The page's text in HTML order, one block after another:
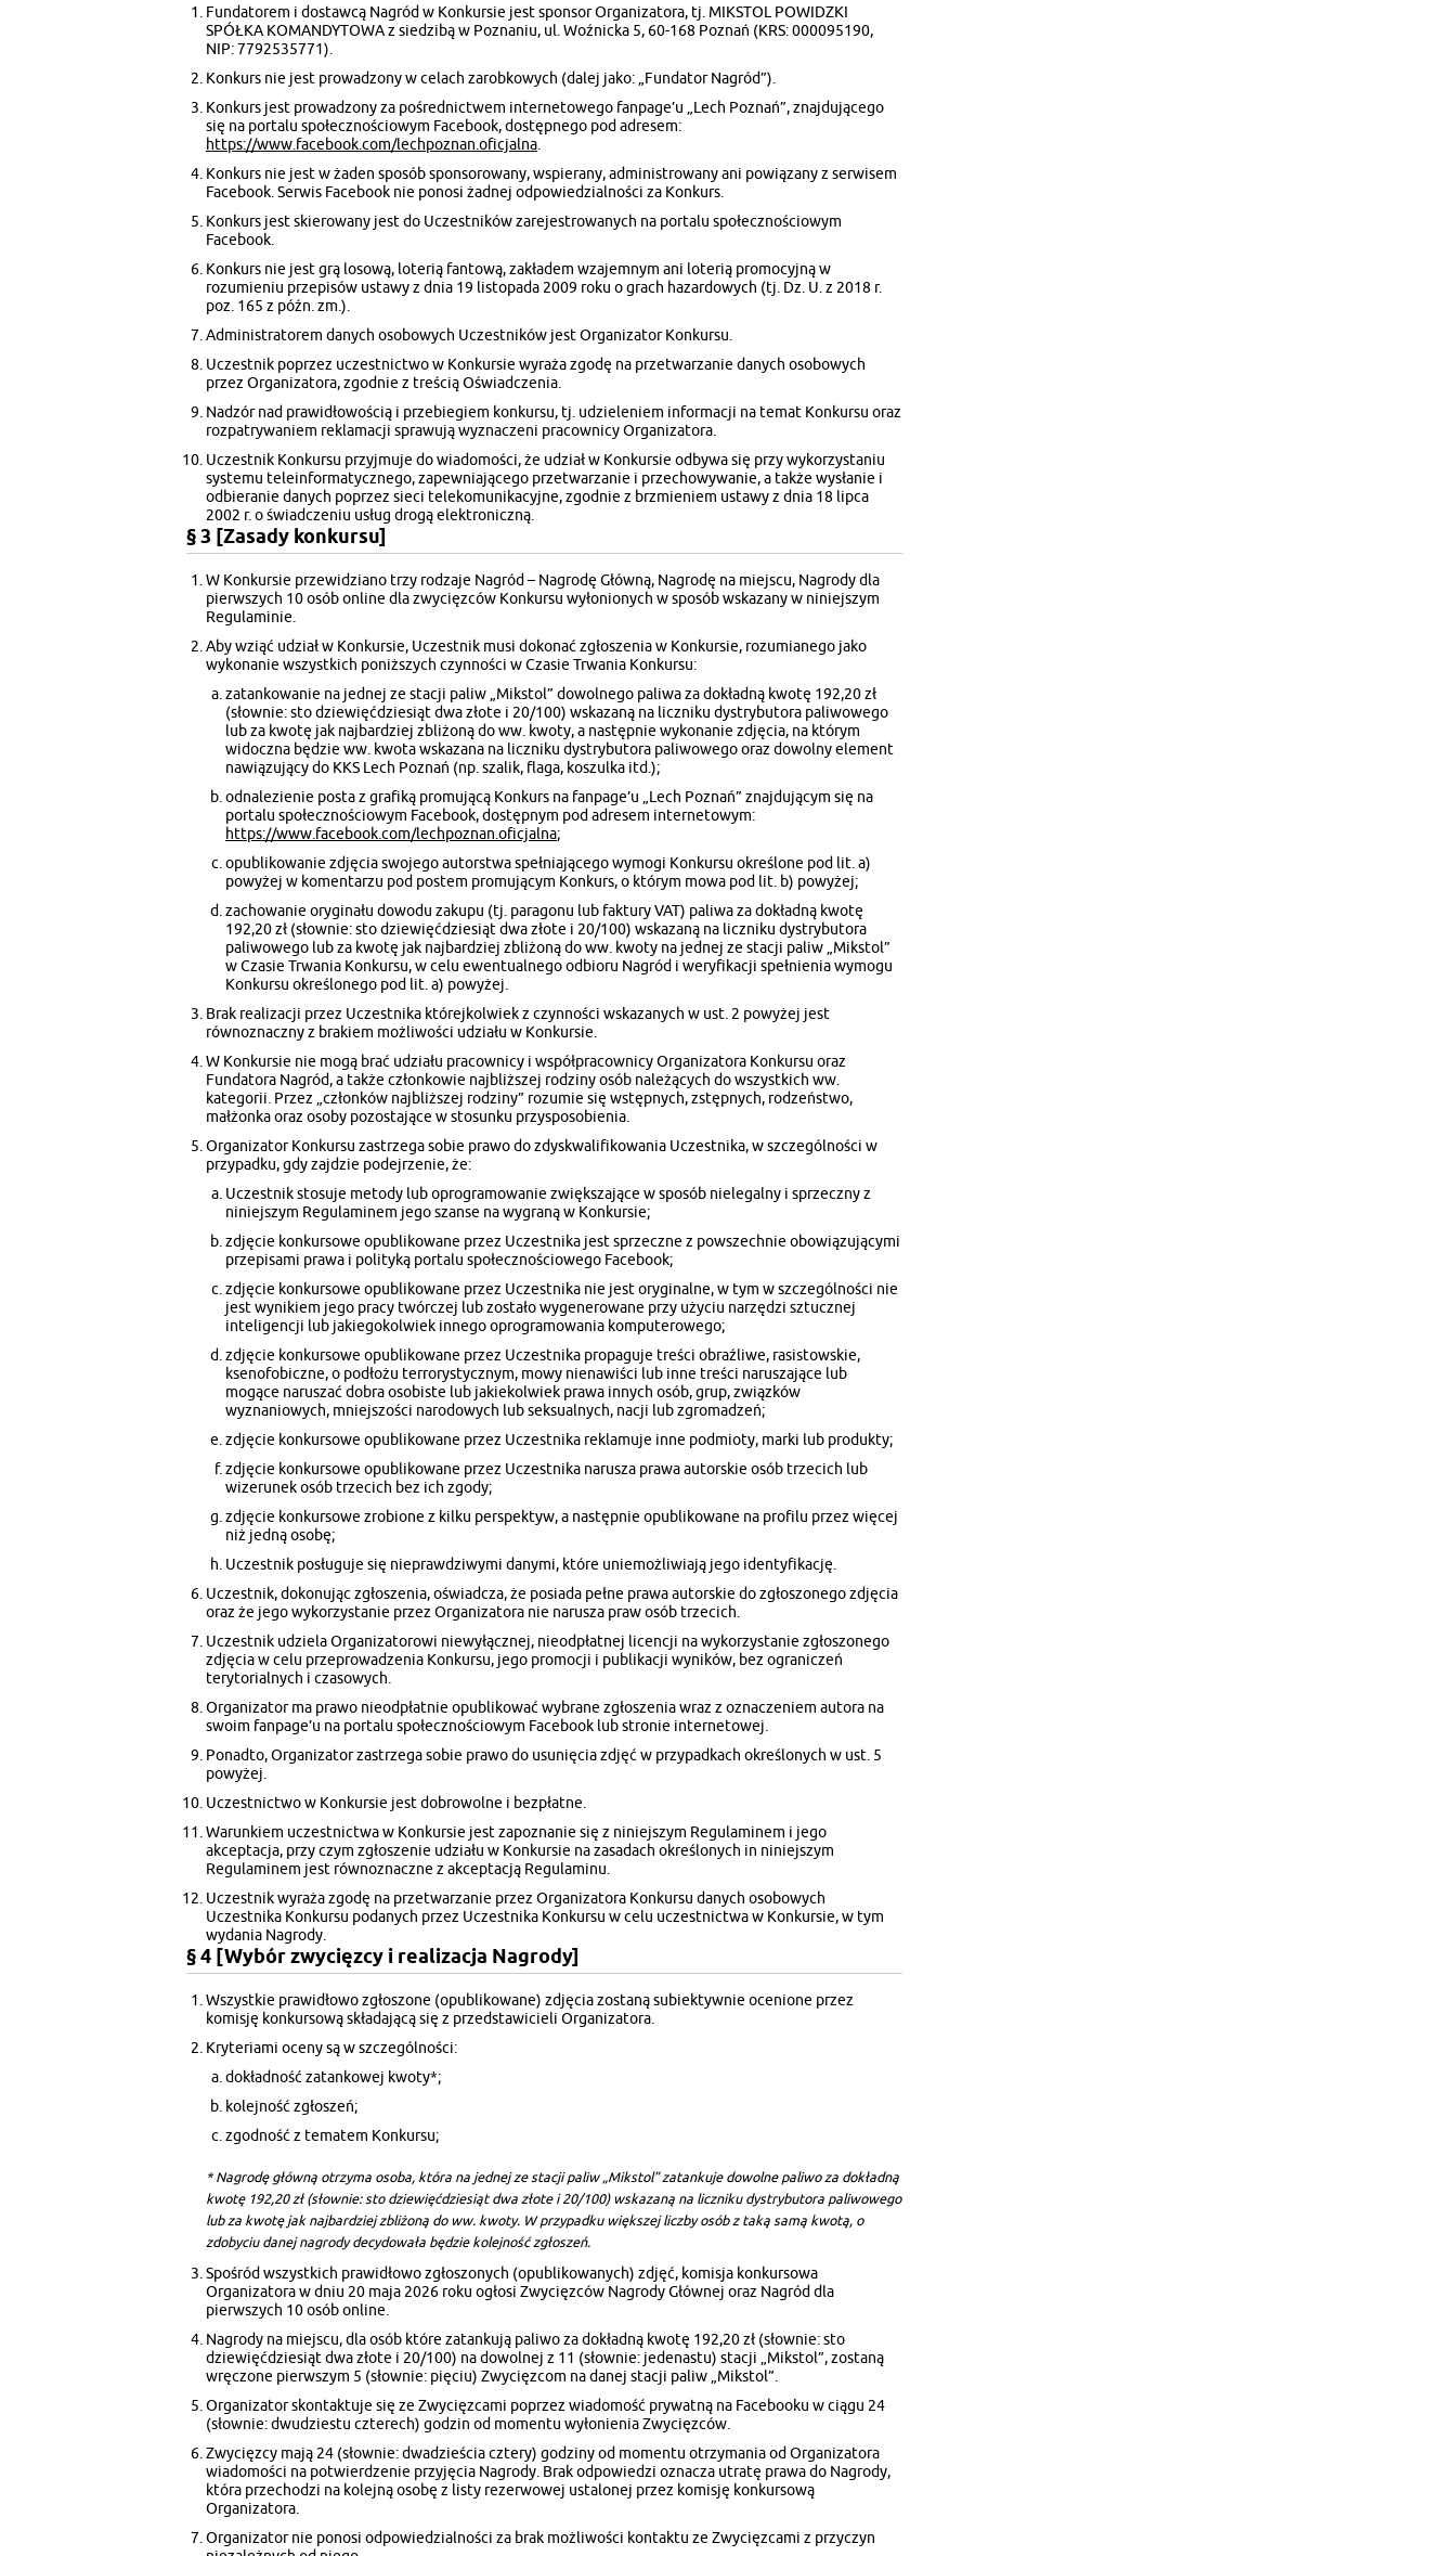
Fundatorem i dostawcą Nagród w Konkursie jest sponsor Organizatora, tj. MIKSTOL POWIDZKI
SPÓŁKA KOMANDYTOWA z siedzibą w Poznaniu, ul. Woźnicka 5, 60-168 Poznań (KRS: 000095190,
NIP: 7792535771).
Konkurs nie jest prowadzony w celach zarobkowych (dalej jako: „Fundator Nagród”).
Konkurs jest prowadzony za pośrednictwem internetowego fanpage’u „Lech Poznań”, znajdującego
się na portalu społecznościowym Facebook, dostępnego pod adresem:
https://www.facebook.com/lechpoznan.oficjalna.
Konkurs nie jest w żaden sposób sponsorowany, wspierany, administrowany ani powiązany z serwisem
Facebook. Serwis Facebook nie ponosi żadnej odpowiedzialności za Konkurs.
Konkurs jest skierowany jest do Uczestników zarejestrowanych na portalu społecznościowym
Facebook.
Konkurs nie jest grą losową, loterią fantową, zakładem wzajemnym ani loterią promocyjną w
rozumieniu przepisów ustawy z dnia 19 listopada 2009 roku o grach hazardowych (tj. Dz. U. z 2018 r.
poz. 165 z późn. zm.).
Administratorem danych osobowych Uczestników jest Organizator Konkursu.
Uczestnik poprzez uczestnictwo w Konkursie wyraża zgodę na przetwarzanie danych osobowych
przez Organizatora, zgodnie z treścią Oświadczenia.
Nadzór nad prawidłowością i przebiegiem konkursu, tj. udzieleniem informacji na temat Konkursu oraz
rozpatrywaniem reklamacji sprawują wyznaczeni pracownicy Organizatora.
Uczestnik Konkursu przyjmuje do wiadomości, że udział w Konkursie odbywa się przy wykorzystaniu
systemu teleinformatycznego, zapewniającego przetwarzanie i przechowywanie, a także wysłanie i
odbieranie danych poprzez sieci telekomunikacyjne, zgodnie z brzmieniem ustawy z dnia 18 lipca
2002 r. o świadczeniu usług drogą elektroniczną.
§ 3 [Zasady konkursu]
W Konkursie przewidziano trzy rodzaje Nagród – Nagrodę Główną, Nagrodę na miejscu, Nagrody dla
pierwszych 10 osób online dla zwycięzców Konkursu wyłonionych w sposób wskazany w niniejszym
Regulaminie.
Aby wziąć udział w Konkursie, Uczestnik musi dokonać zgłoszenia w Konkursie, rozumianego jako
wykonanie wszystkich poniższych czynności w Czasie Trwania Konkursu:
zatankowanie na jednej ze stacji paliw „Mikstol” dowolnego paliwa za dokładną kwotę 192,20 zł
(słownie: sto dziewięćdziesiąt dwa złote i 20/100) wskazaną na liczniku dystrybutora paliwowego
lub za kwotę jak najbardziej zbliżoną do ww. kwoty, a następnie wykonanie zdjęcia, na którym
widoczna będzie ww. kwota wskazana na liczniku dystrybutora paliwowego oraz dowolny element
nawiązujący do KKS Lech Poznań (np. szalik, flaga, koszulka itd.);
odnalezienie posta z grafiką promującą Konkurs na fanpage’u „Lech Poznań” znajdującym się na
portalu społecznościowym Facebook, dostępnym pod adresem internetowym:
https://www.facebook.com/lechpoznan.oficjalna;
opublikowanie zdjęcia swojego autorstwa spełniającego wymogi Konkursu określone pod lit. a)
powyżej w komentarzu pod postem promującym Konkurs, o którym mowa pod lit. b) powyżej;
zachowanie oryginału dowodu zakupu (tj. paragonu lub faktury VAT) paliwa za dokładną kwotę
192,20 zł (słownie: sto dziewięćdziesiąt dwa złote i 20/100) wskazaną na liczniku dystrybutora
paliwowego lub za kwotę jak najbardziej zbliżoną do ww. kwoty na jednej ze stacji paliw „Mikstol”
w Czasie Trwania Konkursu, w celu ewentualnego odbioru Nagród i weryfikacji spełnienia wymogu
Konkursu określonego pod lit. a) powyżej.
Brak realizacji przez Uczestnika którejkolwiek z czynności wskazanych w ust. 2 powyżej jest
równoznaczny z brakiem możliwości udziału w Konkursie.
W Konkursie nie mogą brać udziału pracownicy i współpracownicy Organizatora Konkursu oraz
Fundatora Nagród, a także członkowie najbliższej rodziny osób należących do wszystkich ww.
kategorii. Przez „członków najbliższej rodziny” rozumie się wstępnych, zstępnych, rodzeństwo,
małżonka oraz osoby pozostające w stosunku przysposobienia.
Organizator Konkursu zastrzega sobie prawo do zdyskwalifikowania Uczestnika, w szczególności w
przypadku, gdy zajdzie podejrzenie, że:
Uczestnik stosuje metody lub oprogramowanie zwiększające w sposób nielegalny i sprzeczny z
niniejszym Regulaminem jego szanse na wygraną w Konkursie;
zdjęcie konkursowe opublikowane przez Uczestnika jest sprzeczne z powszechnie obowiązującymi
przepisami prawa i polityką portalu społecznościowego Facebook;
zdjęcie konkursowe opublikowane przez Uczestnika nie jest oryginalne, w tym w szczególności nie
jest wynikiem jego pracy twórczej lub zostało wygenerowane przy użyciu narzędzi sztucznej
inteligencji lub jakiegokolwiek innego oprogramowania komputerowego;
zdjęcie konkursowe opublikowane przez Uczestnika propaguje treści obraźliwe, rasistowskie,
ksenofobiczne, o podłożu terrorystycznym, mowy nienawiści lub inne treści naruszające lub
mogące naruszać dobra osobiste lub jakiekolwiek prawa innych osób, grup, związków
wyznaniowych, mniejszości narodowych lub seksualnych, nacji lub zgromadzeń;
zdjęcie konkursowe opublikowane przez Uczestnika reklamuje inne podmioty, marki lub produkty;
zdjęcie konkursowe opublikowane przez Uczestnika narusza prawa autorskie osób trzecich lub
wizerunek osób trzecich bez ich zgody;
zdjęcie konkursowe zrobione z kilku perspektyw, a następnie opublikowane na profilu przez więcej
niż jedną osobę;
Uczestnik posługuje się nieprawdziwymi danymi, które uniemożliwiają jego identyfikację.
Uczestnik, dokonując zgłoszenia, oświadcza, że posiada pełne prawa autorskie do zgłoszonego zdjęcia
oraz że jego wykorzystanie przez Organizatora nie narusza praw osób trzecich.
Uczestnik udziela Organizatorowi niewyłącznej, nieodpłatnej licencji na wykorzystanie zgłoszonego
zdjęcia w celu przeprowadzenia Konkursu, jego promocji i publikacji wyników, bez ograniczeń
terytorialnych i czasowych.
Organizator ma prawo nieodpłatnie opublikować wybrane zgłoszenia wraz z oznaczeniem autora na
swoim fanpage’u na portalu społecznościowym Facebook lub stronie internetowej.
Ponadto, Organizator zastrzega sobie prawo do usunięcia zdjęć w przypadkach określonych w ust. 5
powyżej.
Uczestnictwo w Konkursie jest dobrowolne i bezpłatne.
Warunkiem uczestnictwa w Konkursie jest zapoznanie się z niniejszym Regulaminem i jego
akceptacja, przy czym zgłoszenie udziału w Konkursie na zasadach określonych in niniejszym
Regulaminem jest równoznaczne z akceptacją Regulaminu.
Uczestnik wyraża zgodę na przetwarzanie przez Organizatora Konkursu danych osobowych
Uczestnika Konkursu podanych przez Uczestnika Konkursu w celu uczestnictwa w Konkursie, w tym
wydania Nagrody.
§ 4 [Wybór zwycięzcy i realizacja Nagrody]
Wszystkie prawidłowo zgłoszone (opublikowane) zdjęcia zostaną subiektywnie ocenione przez
komisję konkursową składającą się z przedstawicieli Organizatora.
Kryteriami oceny są w szczególności:
dokładność zatankowej kwoty*;
kolejność zgłoszeń;
zgodność z tematem Konkursu;
* Nagrodę główną otrzyma osoba, która na jednej ze stacji paliw „Mikstol” zatankuje dowolne paliwo za dokładną
kwotę 192,20 zł (słownie: sto dziewięćdziesiąt dwa złote i 20/100) wskazaną na liczniku dystrybutora paliwowego
lub za kwotę jak najbardziej zbliżoną do ww. kwoty. W przypadku większej liczby osób z taką samą kwotą, o
zdobyciu danej nagrody decydowała będzie kolejność zgłoszeń.
Spośród wszystkich prawidłowo zgłoszonych (opublikowanych) zdjęć, komisja konkursowa
Organizatora w dniu 20 maja 2026 roku ogłosi Zwycięzców Nagrody Głównej oraz Nagród dla
pierwszych 10 osób online.
Nagrody na miejscu, dla osób które zatankują paliwo za dokładną kwotę 192,20 zł (słownie: sto
dziewięćdziesiąt dwa złote i 20/100) na dowolnej z 11 (słownie: jedenastu) stacji „Mikstol”, zostaną
wręczone pierwszym 5 (słownie: pięciu) Zwycięzcom na danej stacji paliw „Mikstol”.
Organizator skontaktuje się ze Zwycięzcami poprzez wiadomość prywatną na Facebooku w ciągu 24
(słownie: dwudziestu czterech) godzin od momentu wyłonienia Zwycięzców.
Zwycięzcy mają 24 (słownie: dwadzieścia cztery) godziny od momentu otrzymania od Organizatora
wiadomości na potwierdzenie przyjęcia Nagrody. Brak odpowiedzi oznacza utratę prawa do Nagrody,
która przechodzi na kolejną osobę z listy rezerwowej ustalonej przez komisję konkursową
Organizatora.
Organizator nie ponosi odpowiedzialności za brak możliwości kontaktu ze Zwycięzcami z przyczyn